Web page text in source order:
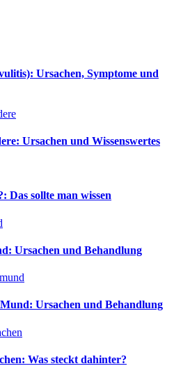
Ursachen, Symptome und
Ursachen und Wissenswertes
Das sollte man wissen
Ursachen und Behandlung
Ursachen und Behandlung
Was steckt dahinter?